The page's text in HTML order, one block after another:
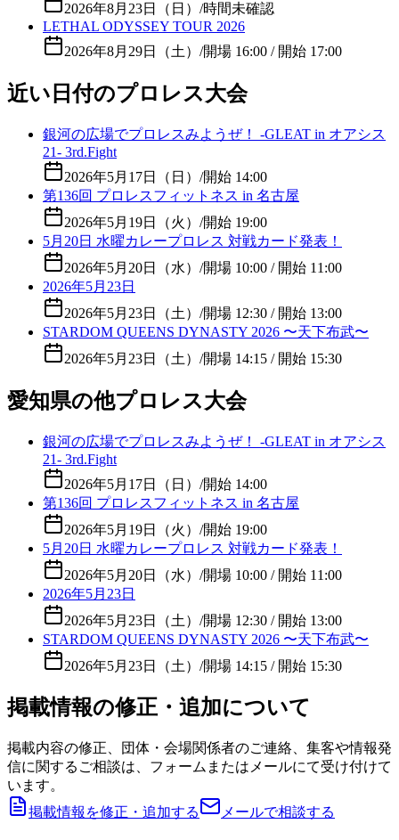
2026年8月23日（日） /時間未確認
LETHAL ODYSSEY TOUR 2026
2026年8月29日（土） /開場 16:00 / 開始 17:00
近い日付のプロレス大会
銀河の広場でプロレスみようぜ！ -GLEAT in オアシス
21- 3rd.Fight
2026年5月17日（日） /開始 14:00
第136回 プロレスフィットネス in 名古屋
2026年5月19日（火） /開始 19:00
5月20日 水曜カレープロレス 対戦カード発表！
2026年5月20日（水） /開場 10:00 / 開始 11:00
2026年5月23日
2026年5月23日（土） /開場 12:30 / 開始 13:00
STARDOM QUEENS DYNASTY 2026 〜天下布武〜
2026年5月23日（土） /開場 14:15 / 開始 15:30
愛知県の他プロレス大会
銀河の広場でプロレスみようぜ！ -GLEAT in オアシス
21- 3rd.Fight
2026年5月17日（日） /開始 14:00
第136回 プロレスフィットネス in 名古屋
2026年5月19日（火） /開始 19:00
5月20日 水曜カレープロレス 対戦カード発表！
2026年5月20日（水） /開場 10:00 / 開始 11:00
2026年5月23日
2026年5月23日（土） /開場 12:30 / 開始 13:00
STARDOM QUEENS DYNASTY 2026 〜天下布武〜
2026年5月23日（土） /開場 14:15 / 開始 15:30
掲載情報の修正・追加について
掲載内容の修正、団体・会場関係者のご連絡、集客や情報発
信に関するご相談は、フォームまたはメールにて受け付けて
います。
掲載情報を修正・追加する
メールで相談する